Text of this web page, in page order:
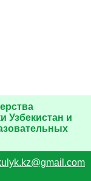
Узбекистан и